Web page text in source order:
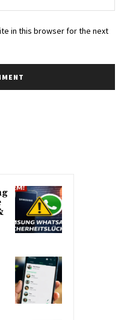
in this browser for the next